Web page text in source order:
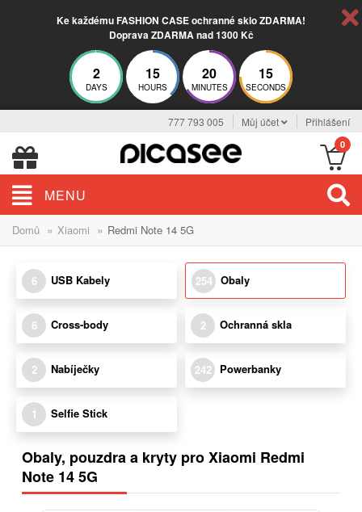
Ke každému FASHION CASE ochranné sklo ZDARMA!
Doprava ZDARMA nad 1300 Kč
2
DAYS
15
HOURS
20
MINUTES
14
SECONDS
777 793 005 Můj účet Přihlášení
0
MENU
Domů » Xiaomi » Redmi Note 14 5G
6 USB Kabely 254 Obaly
6 Cross-body 2 Ochranná skla
2 Nabíječky 242 Powerbanky
1 Selfie Stick
Obaly, pouzdra a kryty pro Xiaomi Redmi
Note 14 5G